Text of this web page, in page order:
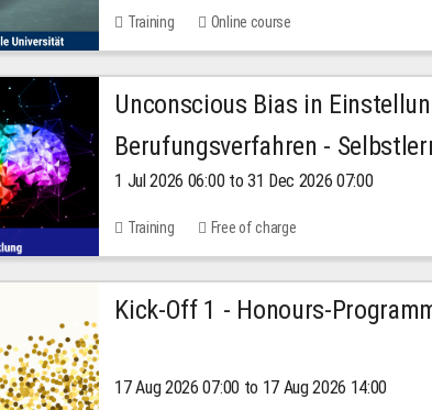
Training Online course
Unconscious Bias in
Berufungsverfahren -
2026
1 Jul 2026 06:00 to 31 Dec 2026 07:00
Training Free of charge
Kick-Off 1 - Honours-
17 Aug 2026 07:00 to 17 Aug 2026 14:00